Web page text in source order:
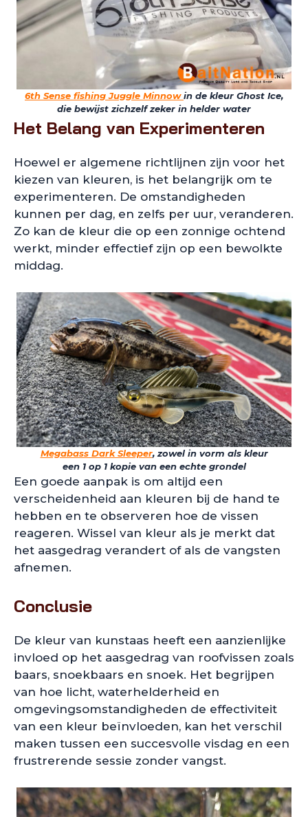
6th Sense fishing Juggle Minnowin de kleur Ghost Ice,
die bewijst zichzelf zeker in helder water
Het Belang van Experimenteren
Hoewel er algemene richtlijnen zijn voor het
kiezen van kleuren, is het belangrijk om te
experimenteren. De omstandigheden
kunnen per dag, en zelfs per uur, veranderen.
Zo kan de kleur die op een zonnige ochtend
werkt, minder effectief zijn op een bewolkte
middag.
Megabass Dark Sleeper, zowel in vorm als kleur
een 1 op 1 kopie van een echte grondel
Een goede aanpak is om altijd een
verscheidenheid aan kleuren bij de hand te
hebben en te observeren hoe de vissen
reageren. Wissel van kleur als je merkt dat
het aasgedrag verandert of als de vangsten
afnemen.
Conclusie
De kleur van kunstaas heeft een aanzienlijke
invloed op het aasgedrag van roofvissen zoals
baars, snoekbaars en snoek. Het begrijpen
van hoe licht, waterhelderheid en
omgevingsomstandigheden de effectiviteit
van een kleur beïnvloeden, kan het verschil
maken tussen een succesvolle visdag en een
frustrerende sessie zonder vangst.